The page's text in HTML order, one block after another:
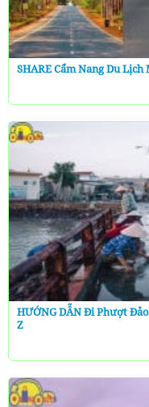
SHARE Cẩm Nang Du
HƯỚNG DẪN Đi Phượt
Z